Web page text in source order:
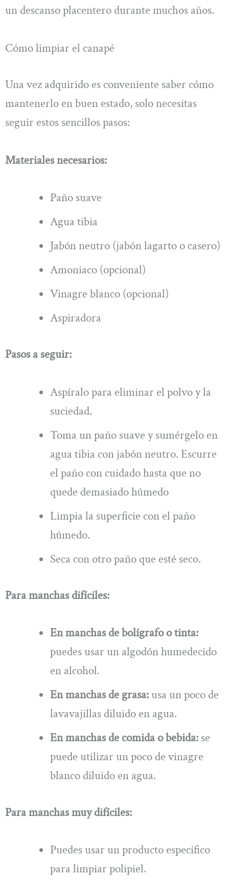
un descanso placentero durante muchos años.
Cómo limpiar el canapé
Una vez adquirido es conveniente saber cómo
mantenerlo en buen estado, solo necesitas
seguir estos sencillos pasos:
Materiales necesarios:
Paño suave
Agua tibia
Jabón neutro (jabón lagarto o casero)
Amoniaco (opcional)
Vinagre blanco (opcional)
Aspiradora
Pasos a seguir:
Aspíralo para eliminar el polvo y la
suciedad.
Toma un paño suave y sumérgelo en
agua tibia con jabón neutro. Escurre
el paño con cuidado hasta que no
quede demasiado húmedo
Limpia la superficie con el paño
húmedo.
Seca con otro paño que esté seco.
Para manchas difíciles:
En manchas de bolígrafo o tinta:
puedes usar un algodón humedecido
en alcohol.
En manchas de grasa:usa un poco de
lavavajillas diluido en agua.
En manchas de comida o bebida: se
puede utilizar un poco de vinagre
blanco diluido en agua.
Para manchas muy difíciles:
Puedes usar un producto específico
para limpiar polipiel.